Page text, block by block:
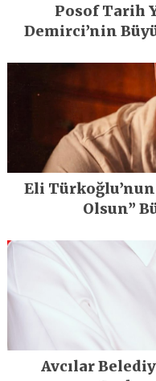
Posof Tarih
Demirci’nin
Eli Türkoğlu’nun
Olsun”
Avcılar